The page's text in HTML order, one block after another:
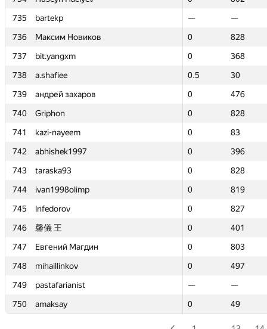
735
bartekp —
—
736
Максим Новиков 0
828
737
bit.yangxm 0
368
738
a.shafiee 0.5
30
739
андрей захаров 0
476
740
Griphon 0
828
741
kazi-nayeem 0
83
742
abhishek1997 0
396
743
taraska93 0
828
744
ivan1998olimp 0
819
745
lnfedorov 0
827
746
馨儀 王 0
401
747
Евгений Магдин 0
803
748
mihaillinkov 0
497
749
pastafarianist —
—
750
amaksay 0 49
735
bartekp —
—
736
Максим Новиков 0
828
737
bit.yangxm 0
368
738
a.shafiee 0.5
30
739
андрей захаров 0
476
740
Griphon 0
828
741
kazi-nayeem 0
83
742
abhishek1997 0
396
743
taraska93 0
828
744
ivan1998olimp 0
819
745
lnfedorov 0
827
746
馨儀 王 0
401
747
Евгений Магдин 0
803
748
mihaillinkov 0
497
749
pastafarianist —
—
750
amaksay 0 49